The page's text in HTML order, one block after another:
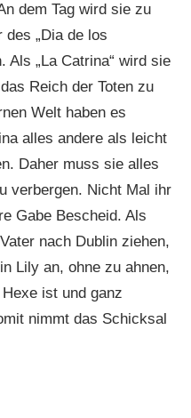
dem Tag wird sie zu
des „Dia de los
Als „La Catrina“ wird sie
Reich der Toten zu
Welt haben es
alles andere als leicht
Daher muss sie alles
verbergen. Nicht Mal ihr
Gabe Bescheid. Als
nach Dublin ziehen,
Lily an, ohne zu ahnen,
ist und ganz
nimmt das Schicksal